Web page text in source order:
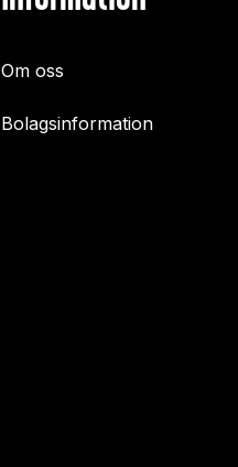
Om oss
Bolagsinformation